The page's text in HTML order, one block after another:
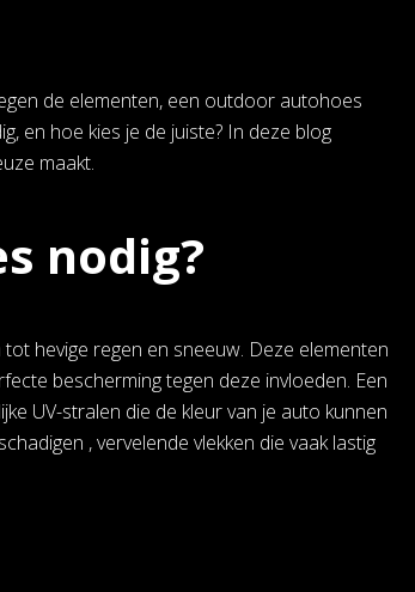
de elementen, een outdoor autohoes
en hoe kies je de juiste? In deze blog
maakt.
nodig?
hevige regen en sneeuw. Deze elementen
bescherming tegen deze invloeden. Een
UV-stralen die de kleur van je auto kunnen
, vervelende vlekken die vaak lastig